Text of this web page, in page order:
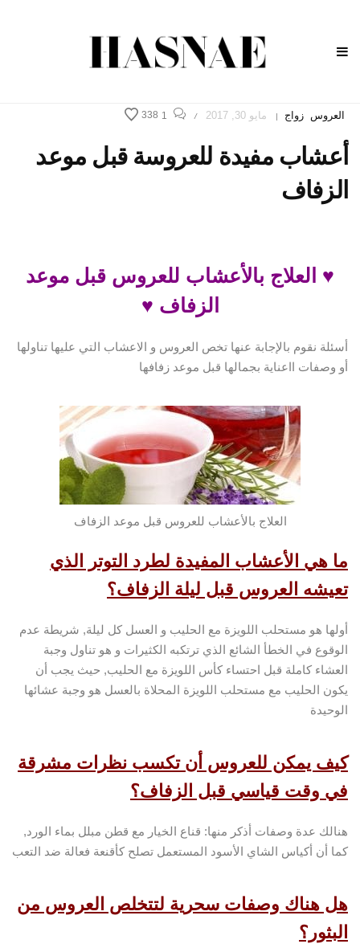
العروس زواج | مايو 30, 2017 /
1
338
أعشاب مفيدة للعروسة قبل موعد
الزفاف
♥ العلاج بالأعشاب للعروس قبل موعد
الزفاف ♥
أسئلة نقوم بالإجابة عنها تخص العروس و الاعشاب التي عليها تناولها
أو وصفات ااعناية بجمالها قبل موعد زفافها
العلاج بالأعشاب للعروس قبل موعد الزفاف
ما هي الأعشاب المفيدة لطرد التوتر الذي
تعيشه العروس قبل ليلة الزفاف؟
أولها هو مستحلب اللويزة مع الحليب و العسل كل ليلة, شريطة عدم
الوقوع في الخطأ الشائع الذي ترتكبه الكثيرات و هو تناول وجبة
العشاء كاملة قبل احتساء كأس اللويزة مع الحليب, حيث يجب أن
يكون الحليب مع مستحلب اللويزة المحلاة بالعسل هو وجبة عشائها
الوحيدة
كيف يمكن للعروس أن تكسب نظرات مشرقة
في وقت قياسي قبل الزفاف؟
هنالك عدة وصفات أذكر منها: قناع الخيار مع قطن مبلل بماء الورد,
كما أن أكياس الشاي الأسود المستعمل تصلح كأقنعة فعالة ضد التعب
هل هناك وصفات سحرية لتتخلص العروس من
البثور؟